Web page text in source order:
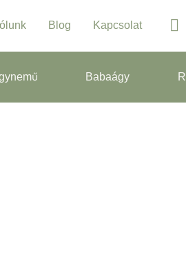
Blog Kapcsolat
Babaágy